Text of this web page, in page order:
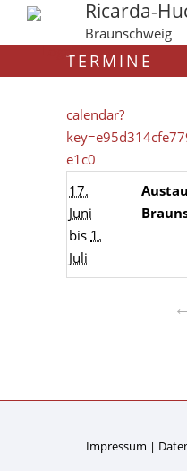
Ricarda-
Braunschweig
TERMINE
calendar?
e1c0
17.
Juni
bis 1.
Juli
←
Impressum